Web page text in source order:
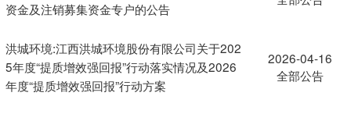
资金及注销募集资金专户的公告
洪城环境:江西洪城环境股份有限公司关于202
5年度“提质增效强回报”行动落实情况及2026
年度“提质增效强回报”行动方案
2026-04-16
全部公告